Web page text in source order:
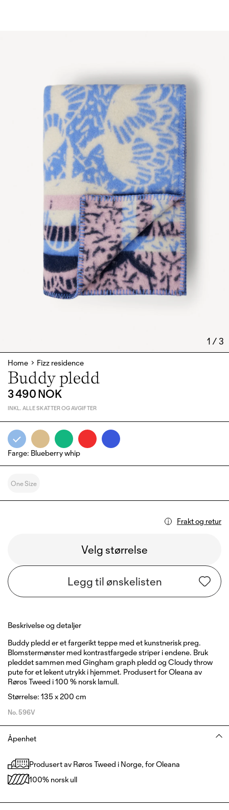
Home Fizz residence
Buddy pledd
3 490 NOK
INKL. ALLE SKATTER OG AVGIFTER
Farge: Blueberry whip
One Size
Frakt og retur
Velg størrelse
Legg til ønskelisten
1 /3
Beskrivelse og detaljer
Buddy pledd er et fargerikt teppe med et kunstnerisk preg.
Blomstermønster med kontrastfargede striper i endene. Bruk
pleddet sammen med Gingham graph pledd og Cloudy throw
pute for et lekent utrykk i hjemmet. Produsert for Oleana av
Røros Tweed i 100 % norsk lamull.
Størrelse: 135 x 200 cm
No. 596V
Åpenhet
Produsert av Røros Tweed i Norge, for Oleana
100% norsk ull